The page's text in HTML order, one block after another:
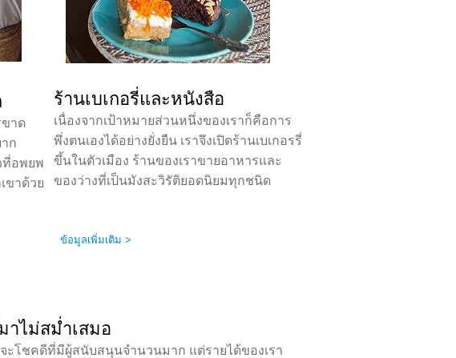
าด
ก
ที่อพยพ
ขาด้วย
ร้านเบเกอรี่และหนังสือ
เนื่องจากเป้าหมายส่วนหนึ่งของเราก็คือการ
พึ่งตนเองได้อย่างยั่งยืน เราจึงเปิดร้านเบเกอรรี่
ขึ้นในตัวเมือง ร้านของเราขายอาหารและ
ของว่างที่เป็นมังสะวิรัติยอดนิยมทุกชนิด
ข้อมูลเพิ่มเติม >
าไม่สม่ำเสมอ
จะโชคดีที่มีผู้สนับสนุนจำนวนมาก แต่รายได้ของเรา